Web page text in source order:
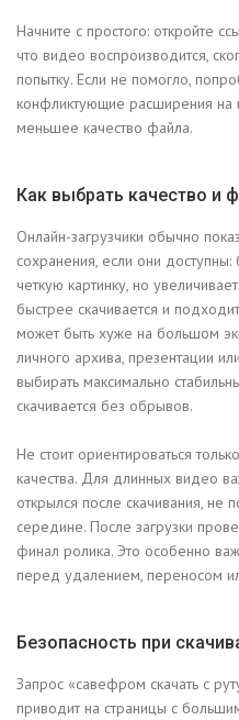
Начните с простого: откройте
что видео воспроизводится,
попытку. Если не помогло,
конфликтующие расширения на
меньшее качество файла.
Как выбрать качество и
Онлайн-загрузчики обычно
сохранения, если они
четкую картинку, но
быстрее скачивается и
может быть хуже на большом
личного архива, презентации
выбирать максимально
скачивается без обрывов.
Не стоит ориентироваться
качества. Для длинных видео
открылся после скачивания, не
середине. После загрузки
финал ролика. Это особенно
перед удалением, переносом
Безопасность при
Запрос «савефром скачать с
приводит на страницы с